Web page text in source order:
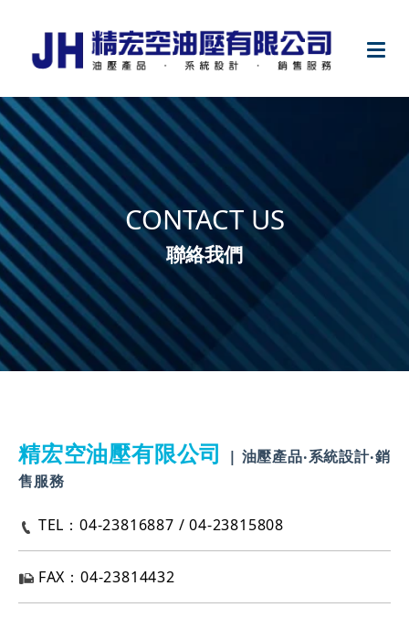
CONTACTUS
聯絡我們
精宏空油壓有限公司
| 油壓產品‧系統設計‧銷
售服務
TEL：04-23816887 / 04-23815808
FAX：04-23814432